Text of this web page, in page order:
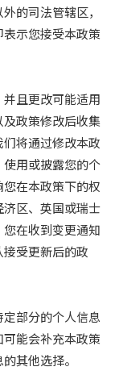
的司法管辖区，
示您接受本政策
且更改可能适用
政策修改后收集
将通过修改本政
用或披露您的个
在本政策下的权
区、英国或瑞士
在收到变更通知
受更新后的政
部分的个人信息
能会补充本政策
其他选择。